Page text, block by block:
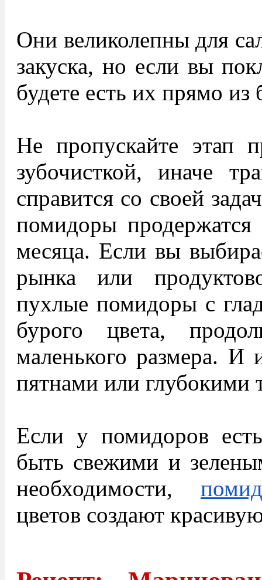
Они великолепны для
закуска, но если вы
будете есть их прямо из
Не пропускайте этап
зубочисткой, иначе
справится со своей
помидоры продержатся
месяца. Если вы
рынка или
пухлые помидоры с
бурого цвета,
маленького размера. И
пятнами или глубокими
Если у помидоров
быть свежими и
необходимости,
цветов создают